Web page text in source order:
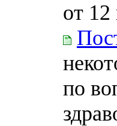
от 12
по